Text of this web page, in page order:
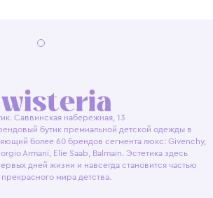
Саввинская набережная, 13
бутик премиальной детской одежды в
более 60 брендов сегмента люкс: Givenchy,
Armani, Elie Saab, Balmain. Эстетика здесь
дней жизни и навсегда становится частью
прекрасного мира детства.